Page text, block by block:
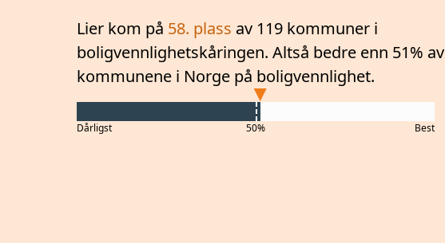
Lier kom på 58. plass av 119 kommuner i
boligvennlighetskåringen. Altså bedre enn 51% av
kommunene i Norge på boligvennlighet.
Dårligst 50% Best